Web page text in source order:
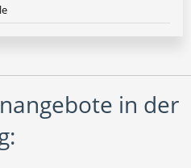
in der